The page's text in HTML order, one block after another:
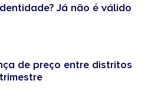
Já não é válido
de preço entre distritos